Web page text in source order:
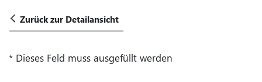
Zurück zur Detailansicht
* Dieses Feld muss ausgefüllt werden